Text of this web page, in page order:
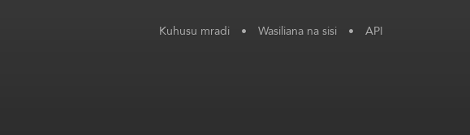
Kuhusu mradi • Wasiliana na sisi • API